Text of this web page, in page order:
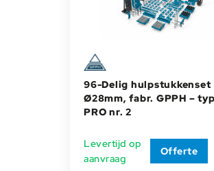
96-Delig hulpstukkenset
Ø28mm, fabr. GPPH –
PRO nr. 2
Levertijd op
aanvraag
Offerte